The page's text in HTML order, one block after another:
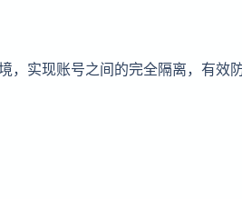
，实现账号之间的完全隔离，有效